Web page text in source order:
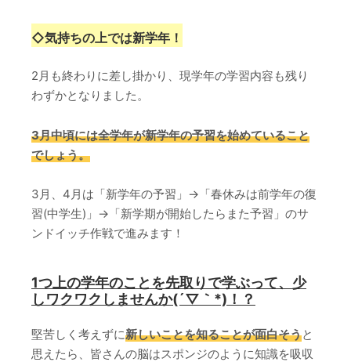
◇気持ちの上では新学年！
2月も終わりに差し掛かり、現学年の学習内容も残り
わずかとなりました。
3月中頃には全学年が新学年の予習を始めていること
でしょう。
3月、4月は「新学年の予習」→「春休みは前学年の復
習(中学生)」→「新学期が開始したらまた予習」のサ
ンドイッチ作戦で進みます！
1つ上の学年のことを先取りで学ぶって、少
しワクワクしませんか(´▽｀*)！？
堅苦しく考えずに新しいことを知ることが面白そうと
思えたら、皆さんの脳はスポンジのように知識を吸収